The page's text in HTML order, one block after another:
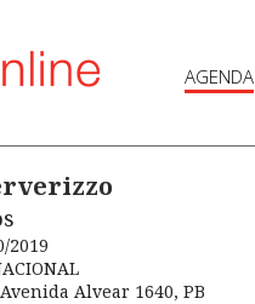
AGENDA
2019
Avenida Alvear 1640, PB